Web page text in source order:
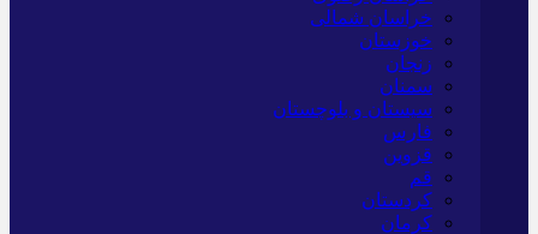
خراسان شمالی
خوزستان
زنجان
سمنان
سیستان و بلوچستان
فارس
قزوین
قم
کردستان
کرمان